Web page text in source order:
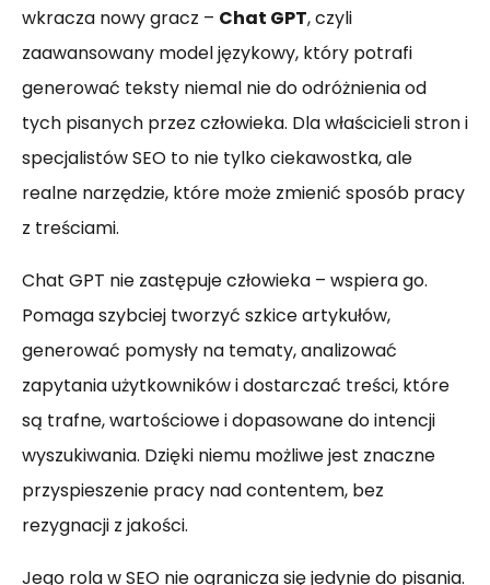
wkracza nowy gracz – Chat GPT, czyli
zaawansowany model językowy, który potrafi
generować teksty niemal nie do odróżnienia od
tych pisanych przez człowieka. Dla właścicieli stron i
specjalistów SEO to nie tylko ciekawostka, ale
realne narzędzie, które może zmienić sposób pracy
z treściami.
Chat GPT nie zastępuje człowieka – wspiera go.
Pomaga szybciej tworzyć szkice artykułów,
generować pomysły na tematy, analizować
zapytania użytkowników i dostarczać treści, które
są trafne, wartościowe i dopasowane do intencji
wyszukiwania. Dzięki niemu możliwe jest znaczne
przyspieszenie pracy nad contentem, bez
rezygnacji z jakości.
Jego rola w SEO nie ogranicza się jedynie do pisania.